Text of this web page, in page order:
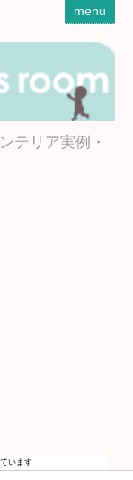
menu
テリア実例・
います